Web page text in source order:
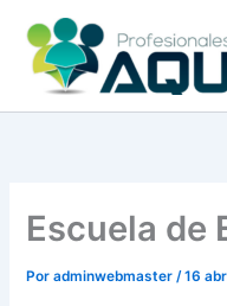
contenido
Escuela de
Poradminwebmaster/16